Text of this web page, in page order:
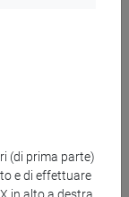
(di prima parte)
e di effettuare